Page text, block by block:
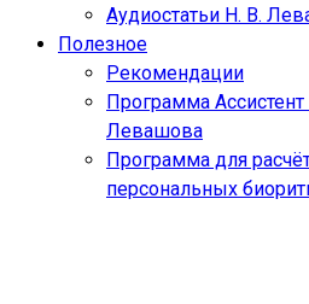
Аудиостатьи Н. В.
Полезное
Рекомендации
Программа
Левашова
Программа для
персональных